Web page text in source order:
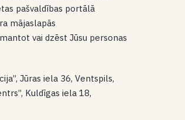
pašvaldības portālā
mājaslapās
vai dzēst Jūsu personas
Jūras iela 36, Ventspils,
Kuldīgas iela 18,